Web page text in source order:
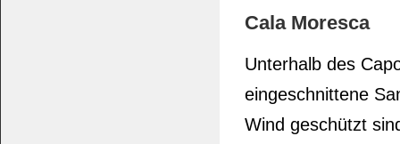
Cala Moresca
Unterhalb des
eingeschnittene
Wind geschützt